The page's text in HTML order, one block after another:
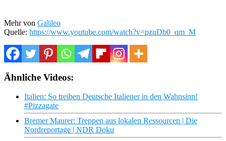
Mehr von Galileo
Quelle: https://www.youtube.com/watch?v=pzuDb0_qm_M
Ähnliche Videos:
Italien: So treiben Deutsche Italiener in den Wahnsinn!
#Pizzagate
Bremer Maurer: Treppen aus lokalen Ressourcen | Die
Nordreportage | NDR Doku